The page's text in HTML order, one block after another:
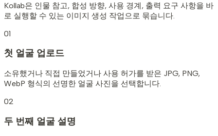
Kollab은 인물 참고, 합성 방향, 사용 경계, 출력 요구 사항을 바
로 실행할 수 있는 이미지 생성 작업으로 묶습니다.
01
첫 얼굴 업로드
소유했거나 직접 만들었거나 사용 허가를 받은 JPG, PNG,
WebP 형식의 선명한 얼굴 사진을 선택합니다.
02
두 번째 얼굴 설명